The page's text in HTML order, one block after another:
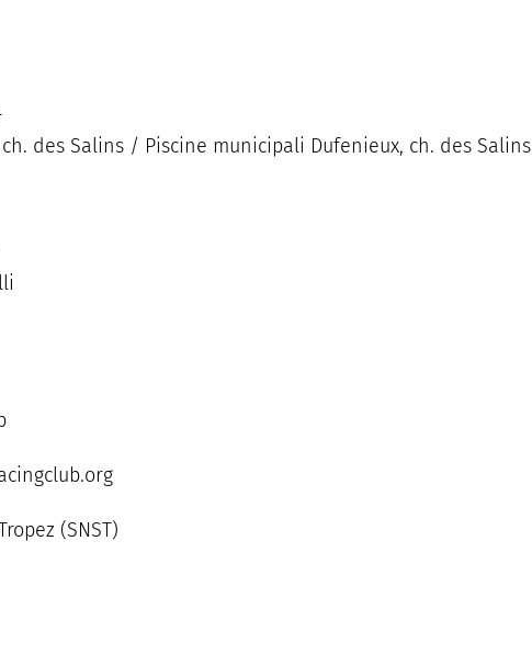
des Salins / Piscine municipali Dufenieux, ch. des Salins
(SNST)